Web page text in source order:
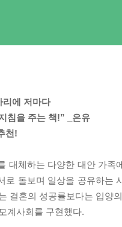
리에 저마다
침을 주는 책!” _은유
천!
대체하는 다양한 대안 가
로 돌보며 일상을 공유하는
결혼의 성공률보다는 입
계사회를 구현했다.